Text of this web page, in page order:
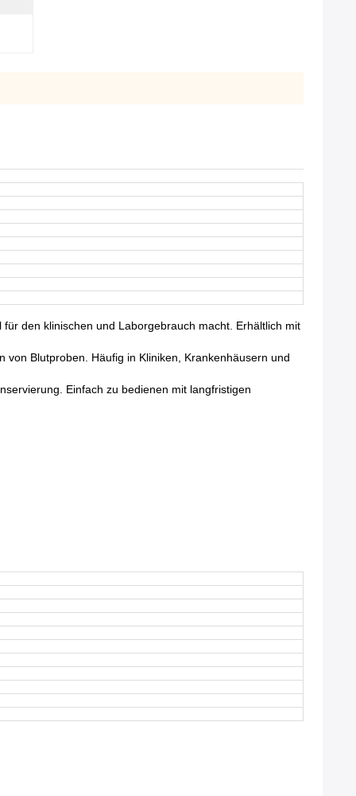
den klinischen und Laborgebrauch macht. Erhältlich mit
Blutproben. Häufig in Kliniken, Krankenhäusern und
Einfach zu bedienen mit langfristigen